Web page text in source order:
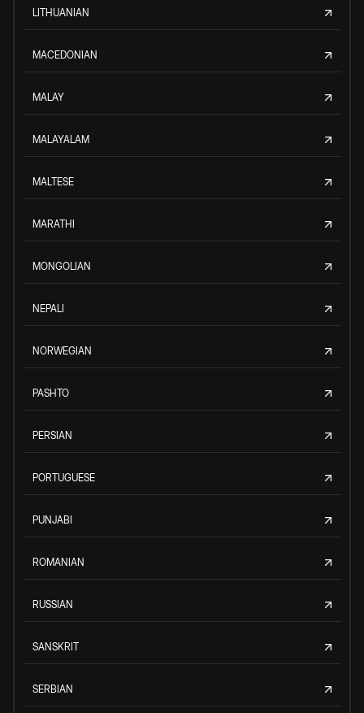
LITHUANIAN
MACEDONIAN
MALAY
MALAYALAM
MALTESE
MARATHI
MONGOLIAN
NEPALI
NORWEGIAN
PASHTO
PERSIAN
PORTUGUESE
PUNJABI
ROMANIAN
RUSSIAN
SANSKRIT
SERBIAN